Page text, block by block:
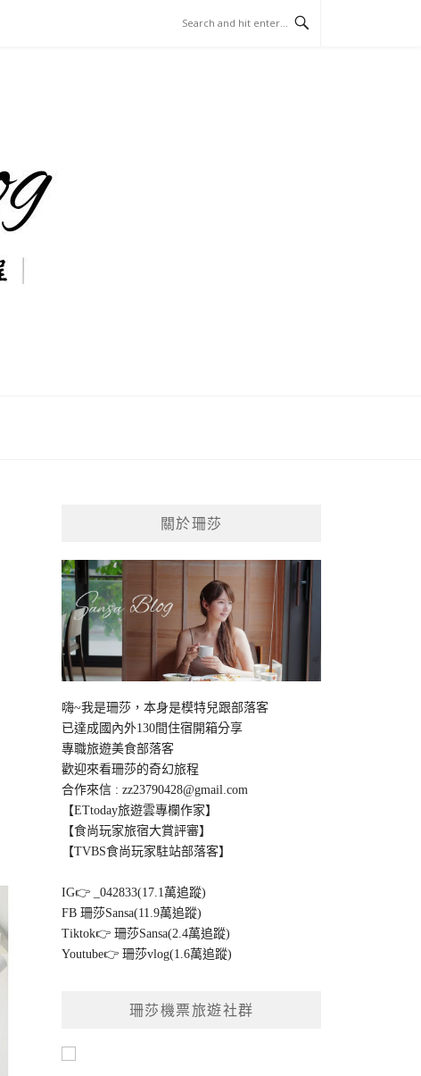
關於珊莎
嗨~我是珊莎，本身是模特兒跟部落客
已達成國內外130間住宿開箱分享
專職旅遊美食部落客
歡迎來看珊莎的奇幻旅程
合作來信 :zz23790428@gmail.com
【ETtoday旅遊雲專欄作家】
【食尚玩家旅宿大賞評審】
【TVBS食尚玩家駐站部落客】
IG👉
_042833(17.1萬追蹤)
FB珊莎Sansa(11.9萬追蹤)
Tiktok👉珊莎Sansa(2.4萬追蹤)
Youtube👉珊莎vlog(1.6萬追蹤)
珊莎機票旅遊社群